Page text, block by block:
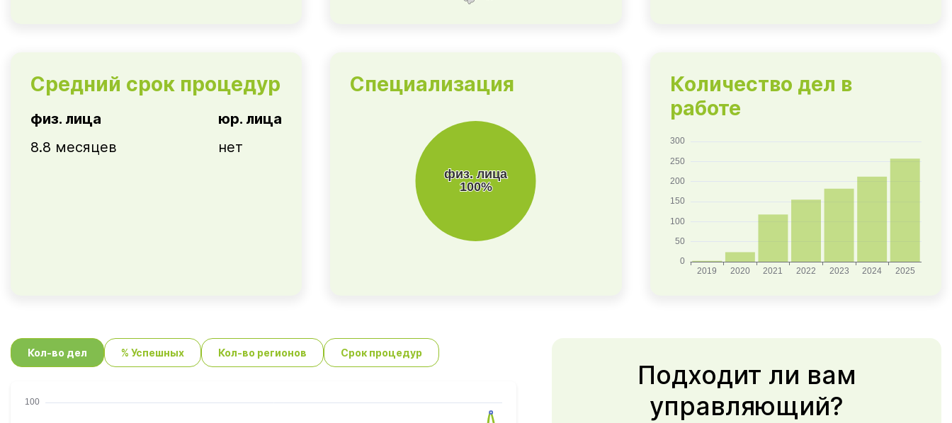
Средний срок процедур
физ. лица
8.8 месяцев
юр. лица
нет
Специализация
Количество дел в
работе
Кол-во дел % Успешных Кол-во регионов Срок процедур
Подходит ли вам
управляющий?